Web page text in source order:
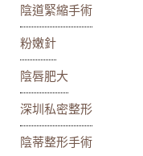
陰道緊縮手術
粉嫩針
陰唇肥大
深圳私密整形
陰蒂整形手術